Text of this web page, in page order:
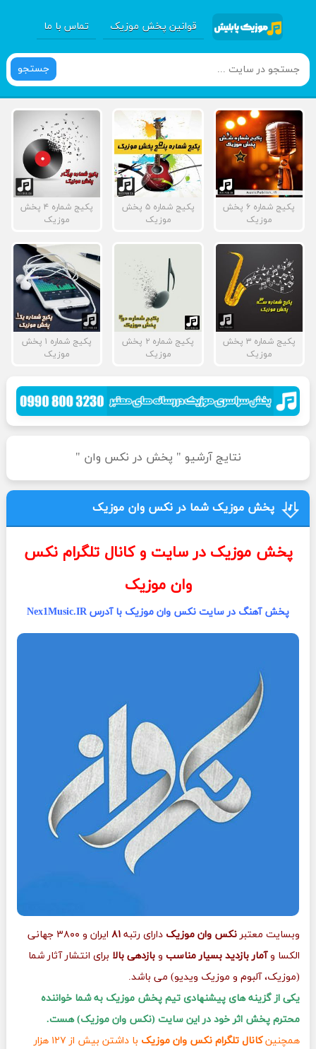
قوانین پخش موزیک تماس با ما
جستجو
پکیج شماره ۶ پخش
موزیک
پکیج شماره ۵ پخش
موزیک
پکیج شماره ۴ پخش
موزیک
پکیج شماره ۳ پخش
موزیک
پکیج شماره ۲ پخش
موزیک
پکیج شماره ۱ پخش
موزیک
نتایج آرشیو " پخش در نکس وان "
پخش موزیک شما در نکس وان موزیک
پخش موزیک در سایت و کانال تلگرام نکس
وان موزیک
پخش آهنگ در سایت نکس وان موزیک با آدرس Nex1Music.IR
وبسایت معتبر نکس وان موزیک دارای رتبه ۸۱
ایران و ۳۸۰۰ جهانی
الکسا وآمار بازدید بسیار مناسبو بازدهی بالا برای انتشار آثار شما
(موزیک، آلبوم و موزیک ویدیو) می باشد.
یکی از گزینه های پیشنهادی تیم پخش موزیک به شما خواننده
محترم پخش اثر خود در این سایت (نکس وان موزیک) هست.
همچنینکانال تلگرام نکس وان موزیک
با داشتن بیش از ۱۲۷ هزار